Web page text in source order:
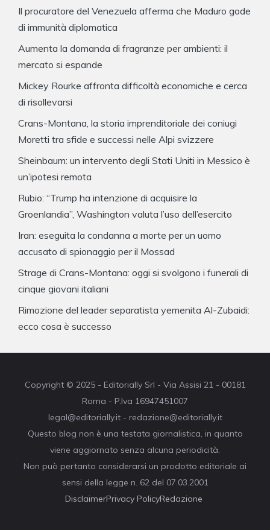
Il procuratore del Venezuela afferma che Maduro gode
di immunità diplomatica
Aumenta la domanda di fragranze per ambienti: il
mercato si espande
Mickey Rourke affronta difficoltà economiche e cerca
di risollevarsi
Crans-Montana, la storia imprenditoriale dei coniugi
Moretti tra sfide e successi nelle Alpi svizzere
Sheinbaum: un intervento degli Stati Uniti in Messico è
un’ipotesi remota
Rubio: “Trump ha intenzione di acquisire la
Groenlandia”, Washington valuta l’uso dell’esercito
Iran: eseguita la condanna a morte per un uomo
accusato di spionaggio per il Mossad
Strage di Crans-Montana: oggi si svolgono i funerali di
cinque giovani italiani
Rimozione del leader separatista yemenita Al-Zubaidi:
ecco cosa è successo
Copyright © 2025 - Editorially Srl - Via Assisi 21 - 00181
Roma - P.Iva 16947451007
legal@editorially.it - redazione@editorially.it
Questo blog non è una testata giornalistica, in quanto
viene aggiornato senza alcuna periodicità.
Non può pertanto considerarsi un prodotto editoriale ai
sensi della legge n. 62 del 07.03.2001
DisclaimerPrivacy PolicyRedazione